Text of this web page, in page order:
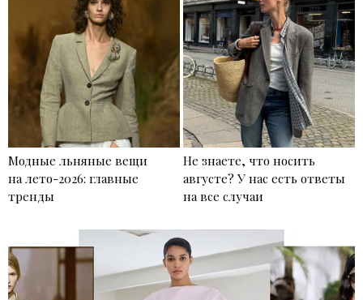
Модные льняные вещи
на лето-2026: главные
тренды
Не знаете, что носить
августе? У нас есть ответы
на все случаи